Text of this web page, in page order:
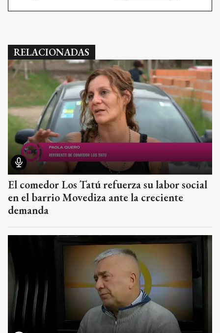
RELACIONADAS
El comedor Los Tatú refuerza su labor social
en el barrio Movediza ante la creciente
demanda